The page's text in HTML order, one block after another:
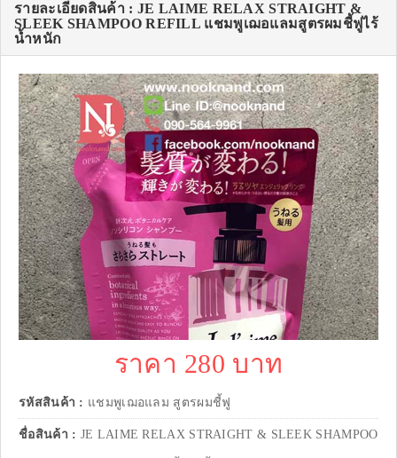
รายละเอียดสินค้า : JE LAIME RELAX STRAIGHT &
SLEEK SHAMPOO REFILL แชมพูเฌอแลมสูตรผมชี้ฟูไร้
น้ำหนัก
ราคา 280 บาท
รหัสสินค้า : แชมพูเฌอแลม สูตรผมชี้ฟู
ชื่อสินค้า : JE LAIME RELAX STRAIGHT & SLEEK SHAMPOO